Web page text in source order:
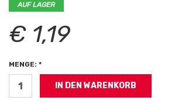
AUF LAGER
€ 1,19
MENGE: *